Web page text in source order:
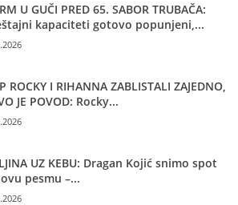
U GUČI PRED 65. SABOR TRUBAČA:
kapaciteti gotovo popunjeni,...
ROCKY I RIHANNA ZABLISTALI ZAJEDNO,
JE POVOD: Rocky...
UZ KEBU: Dragan Kojić snimo spot
pesmu –...